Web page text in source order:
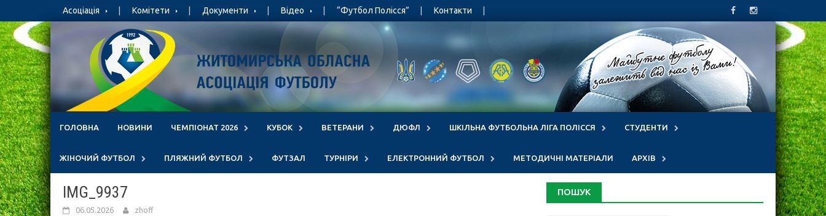
to
content
Асоціація Комітети Документи Відео “Футбол Полісся” Контакти
ГОЛОВНА НОВИНИ ЧЕМПІОНАТ 2026 КУБОК ВЕТЕРАНИ ДЮФЛ ШКІЛЬНА ФУТБОЛЬНА ЛІГА ПОЛІССЯ СТУДЕНТИ
ЖІНОЧИЙ ФУТБОЛ ПЛЯЖНИЙ ФУТБОЛ ФУТЗАЛ ТУРНІРИ ЕЛЕКТРОННИЙ ФУТБОЛ МЕТОДИЧНІ МАТЕРІАЛИ АРХІВ
IMG_9937
06.05.2026 zhoff
ПОШУК